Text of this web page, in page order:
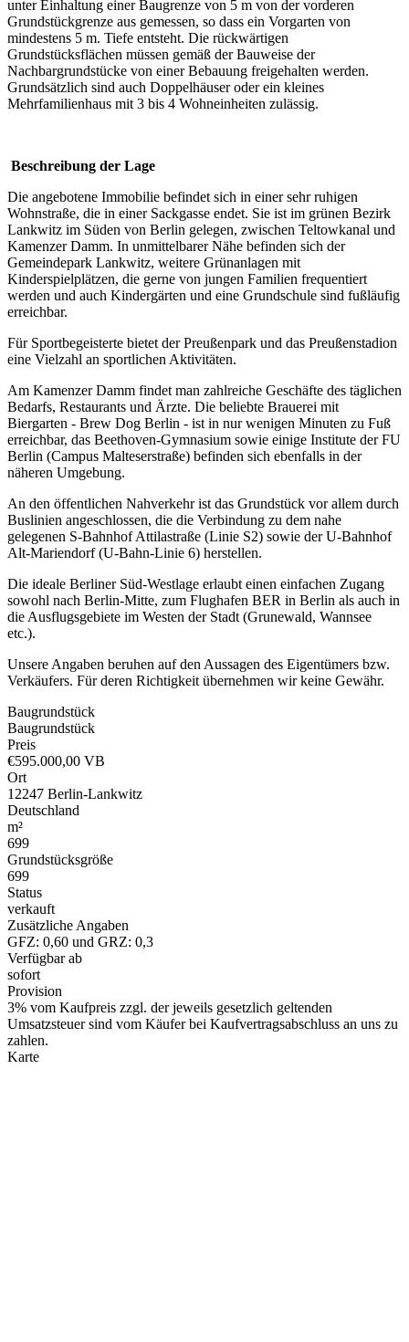
unter Einhaltung einer Baugrenze von 5 m von der vorderen
Grundstückgrenze aus gemessen, so dass ein Vorgarten von
mindestens 5 m. Tiefe entsteht. Die rückwärtigen
Grundstücksflächen müssen gemäß der Bauweise der
Nachbargrundstücke von einer Bebauung freigehalten werden.
Grundsätzlich sind auch Doppelhäuser oder ein kleines
Mehrfamilienhaus mit 3 bis 4 Wohneinheiten zulässig.
Beschreibung der Lage
Die angebotene Immobilie befindet sich in einer sehr ruhigen
Wohnstraße, die in einer Sackgasse endet. Sie ist im grünen Bezirk
Lankwitz im Süden von Berlin gelegen, zwischen Teltowkanal und
Kamenzer Damm. In unmittelbarer Nähe befinden sich der
Gemeindepark Lankwitz, weitere Grünanlagen mit
Kinderspielplätzen, die gerne von jungen Familien frequentiert
werden und auch Kindergärten und eine Grundschule sind fußläufig
erreichbar.
Für Sportbegeisterte bietet der Preußenpark und das Preußenstadion
eine Vielzahl an sportlichen Aktivitäten.
Am Kamenzer Damm findet man zahlreiche Geschäfte des täglichen
Bedarfs, Restaurants und Ärzte. Die beliebte Brauerei mit
Biergarten - Brew Dog Berlin - ist in nur wenigen Minuten zu Fuß
erreichbar, das Beethoven-Gymnasium sowie einige Institute der FU
Berlin (Campus Malteserstraße) befinden sich ebenfalls in der
näheren Umgebung.
An den öffentlichen Nahverkehr ist das Grundstück vor allem durch
Buslinien angeschlossen, die die Verbindung zu dem nahe
gelegenen S-Bahnhof Attilastraße (Linie S2) sowie der U-Bahnhof
Alt-Mariendorf (U-Bahn-Linie 6) herstellen.
Die ideale Berliner Süd-Westlage erlaubt einen einfachen Zugang
sowohl nach Berlin-Mitte, zum Flughafen BER in Berlin als auch in
die Ausflugsgebiete im Westen der Stadt (Grunewald, Wannsee
etc.).
Unsere Angaben beruhen auf den Aussagen des Eigentümers bzw.
Verkäufers. Für deren Richtigkeit übernehmen wir keine Gewähr.
Baugrundstück
Baugrundstück
Preis
€595.000,00 VB
Ort
12247 Berlin-Lankwitz
Deutschland
m²
699
Grundstücksgröße
699
Status
verkauft
Zusätzliche Angaben
GFZ: 0,60 und GRZ: 0,3
Verfügbar ab
sofort
Provision
3% vom Kaufpreis zzgl. der jeweils gesetzlich geltenden
Umsatzsteuer sind vom Käufer bei Kaufvertragsabschluss an uns zu
zahlen.
Karte